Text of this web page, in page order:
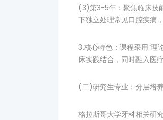
(3)第3-5年：聚焦临床技
下独立处理常见口腔疾病
3.核心特色：课程采用“理
床实践结合，同时融入医
(二)研究生专业：分层培
格拉斯哥大学牙科相关研